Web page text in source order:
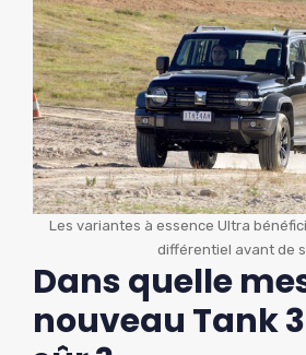
Les variantes à essence Ultra
différentiel avant de
Dans quelle
nouveau Tank